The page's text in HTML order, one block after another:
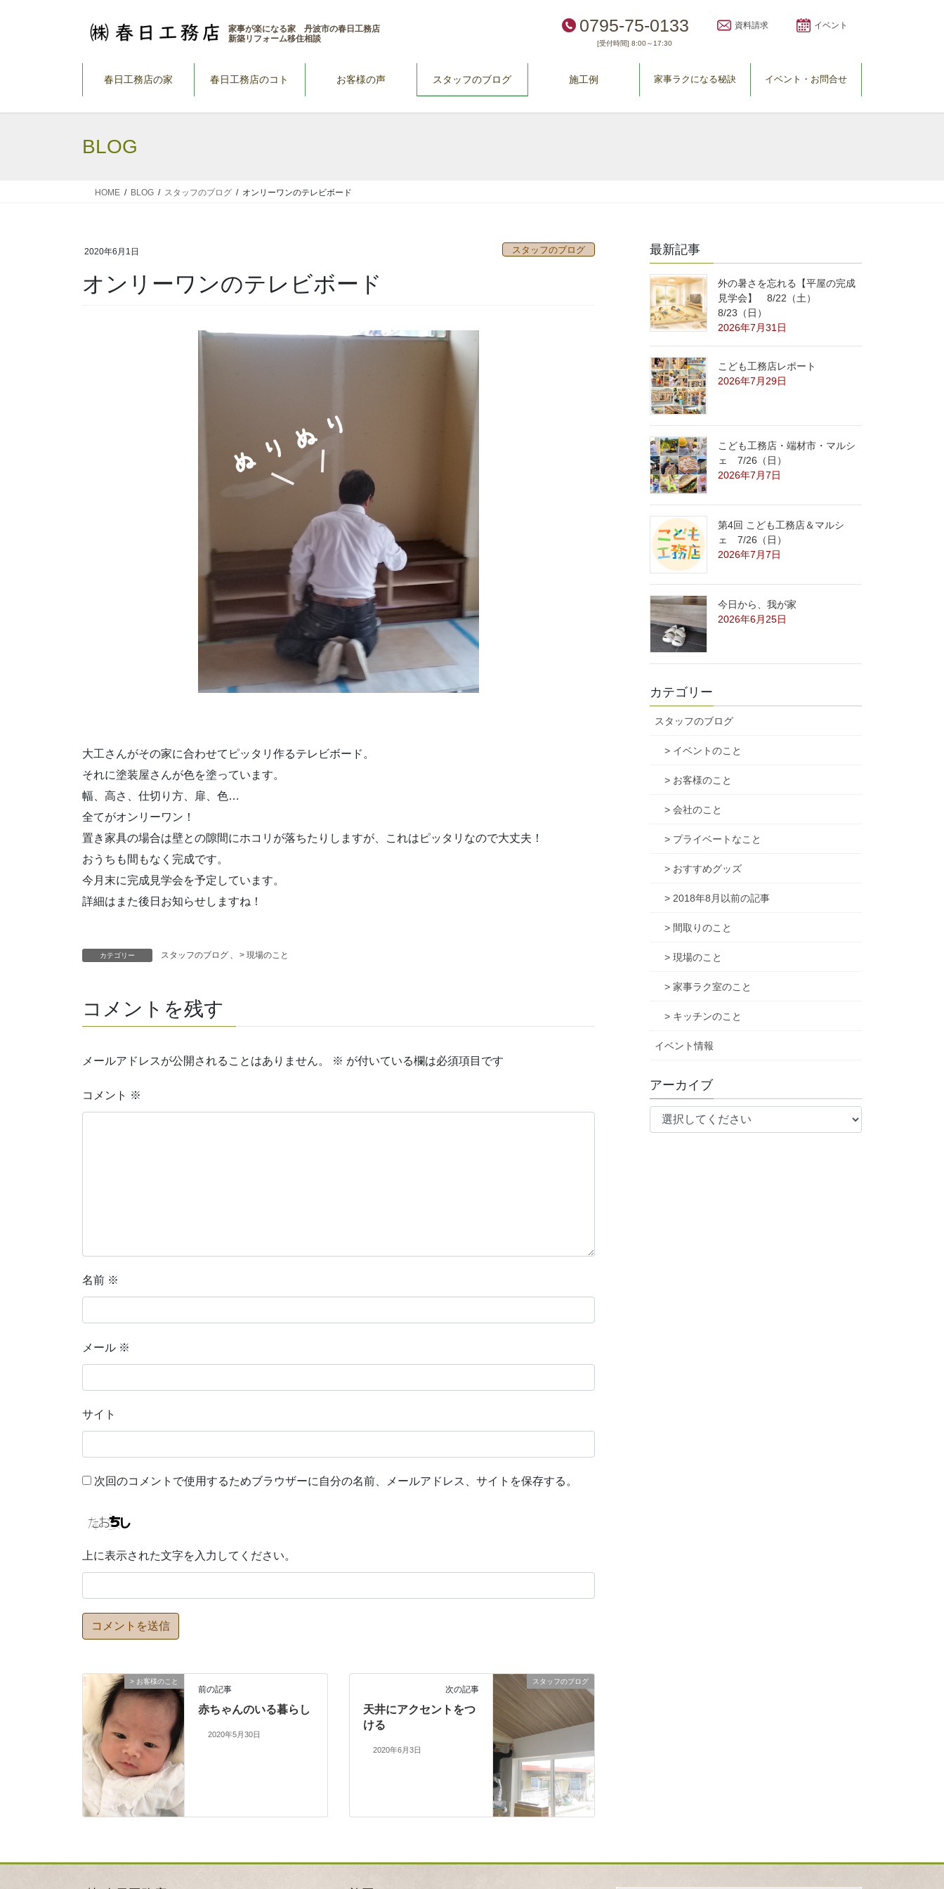
家事が楽になる家 丹波市の春日工務店
新築リフォーム移住相談
0795-75-0133
[受付時間] 8:00～17:30
資料請求 イベント
春日工務店の家 春日工務店のコト お客様の声 スタッフのブログ 施工例 家事ラクになる秘訣 イベント・お問合せ
BLOG
HOME BLOG スタッフのブログ オンリーワンのテレビボード
2020年6月1日 スタッフのブログ
オンリーワンのテレビボード
大工さんがその家に合わせてピッタリ作るテレビボード。
それに塗装屋さんが色を塗っています。
幅、高さ、仕切り方、扉、色…
全てがオンリーワン！
置き家具の場合は壁との隙間にホコリが落ちたりしますが、これはピッタリなので大丈夫！
おうちも間もなく完成です。
今月末に完成見学会を予定しています。
詳細はまた後日お知らせしますね！
カテゴリー スタッフのブログ 、 > 現場のこと
コメントを残す
メールアドレスが公開されることはありません。 ※ が付いている欄は必須項目です
コメント ※
名前 ※
メール ※
サイト
次回のコメントで使用するためブラウザーに自分の名前、メールアドレス、サイトを保存する。
上に表示された文字を入力してください。
> お客様のこと
前の記事
赤ちゃんのいる暮らし
2020年5月30日
スタッフのブログ
次の記事
天井にアクセントをつ
ける
2020年6月3日
最新記事
外の暑さを忘れる【平屋の完成
見学会】 8/22（土）
8/23（日）
2026年7月31日
こども工務店レポート
2026年7月29日
こども工務店・端材市・マルシ
ェ 7/26（日）
2026年7月7日
第4回 こども工務店＆マルシ
ェ 7/26（日）
2026年7月7日
今日から、我が家
2026年6月25日
カテゴリー
スタッフのブログ
> イベントのこと
> お客様のこと
> 会社のこと
> プライベートなこと
> おすすめグッズ
> 2018年8月以前の記事
> 間取りのこと
> 現場のこと
> 家事ラク室のこと
> キッチンのこと
イベント情報
アーカイブ